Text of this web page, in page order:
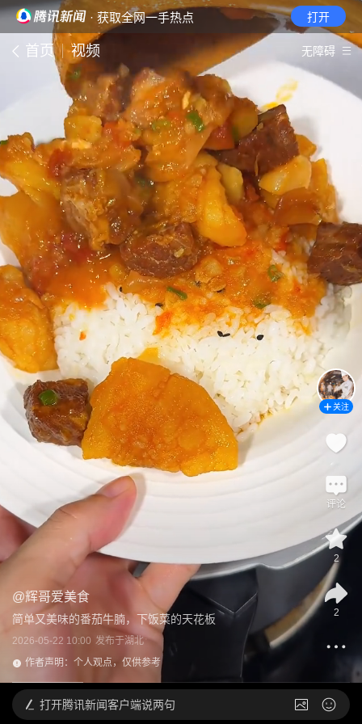
· 获取全网一手热点 打开
首页 视频 无障碍
@辉哥爱美食
简单又美味的番茄牛腩，下饭菜的天花板
2026-05-22 10:00 发布于湖北
作者声明：个人观点，仅供参考
关注
评论
2
2
打开腾讯新闻客户端说两句